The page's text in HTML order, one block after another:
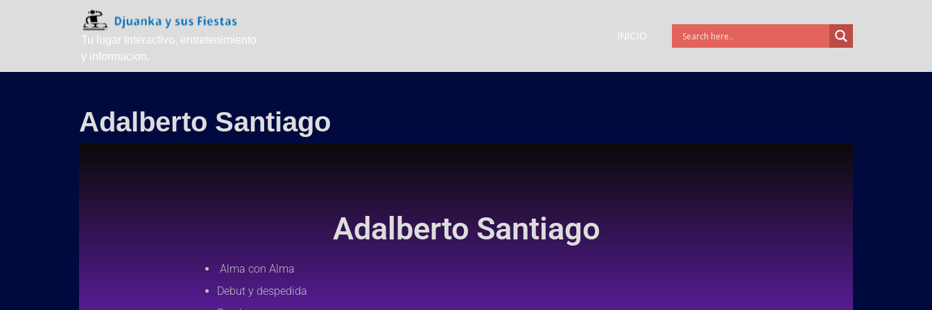
Tu lugar Interactivo, entretenimiento
y informacion.
INICIO
Adalberto Santiago
Adalberto Santiago
Alma con Alma
Debut y despedida